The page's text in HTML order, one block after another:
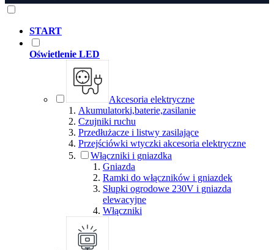
START
Oświetlenie LED
Akcesoria elektryczne
Akumulatorki,baterie,zasilanie
Czujniki ruchu
Przedłużacze i listwy zasilające
Przejściówki wtyczki akcesoria elektryczne
Włączniki i gniazdka
Gniazda
Ramki do włączników i gniazdek
Słupki ogrodowe 230V i gniazda
elewacyjne
Włączniki